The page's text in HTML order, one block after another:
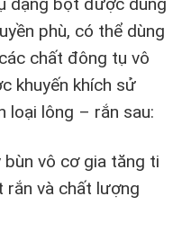
phù, có thể dùng
chất đông tụ vô
khuyến khích sử
loại lông – rắn sau:
vô cơ gia tăng ti
rắn và chất lượng